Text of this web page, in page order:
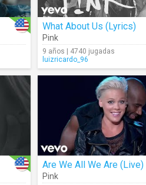
What About Us (Lyrics)
Pink
9 años | 4740 jugadas
luizricardo_96
Are We All We Are (Live)
Pink